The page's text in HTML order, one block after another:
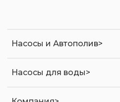
Насосы и Автополив>
Насосы для воды>